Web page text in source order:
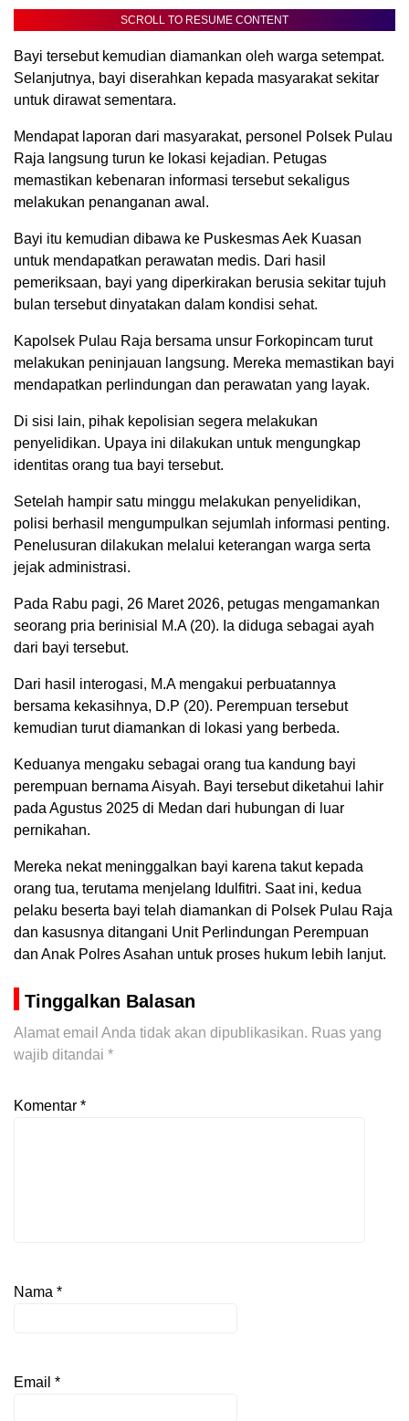
SCROLL TO RESUME CONTENT
Bayi tersebut kemudian diamankan oleh warga setempat.
Selanjutnya, bayi diserahkan kepada masyarakat sekitar
untuk dirawat sementara.
Mendapat laporan dari masyarakat, personel Polsek Pulau
Raja langsung turun ke lokasi kejadian. Petugas
memastikan kebenaran informasi tersebut sekaligus
melakukan penanganan awal.
Bayi itu kemudian dibawa ke Puskesmas Aek Kuasan
untuk mendapatkan perawatan medis. Dari hasil
pemeriksaan, bayi yang diperkirakan berusia sekitar tujuh
bulan tersebut dinyatakan dalam kondisi sehat.
Kapolsek Pulau Raja bersama unsur Forkopincam turut
melakukan peninjauan langsung. Mereka memastikan bayi
mendapatkan perlindungan dan perawatan yang layak.
Di sisi lain, pihak kepolisian segera melakukan
penyelidikan. Upaya ini dilakukan untuk mengungkap
identitas orang tua bayi tersebut.
Setelah hampir satu minggu melakukan penyelidikan,
polisi berhasil mengumpulkan sejumlah informasi penting.
Penelusuran dilakukan melalui keterangan warga serta
jejak administrasi.
Pada Rabu pagi, 26 Maret 2026, petugas mengamankan
seorang pria berinisial M.A (20). Ia diduga sebagai ayah
dari bayi tersebut.
Dari hasil interogasi, M.A mengakui perbuatannya
bersama kekasihnya, D.P (20). Perempuan tersebut
kemudian turut diamankan di lokasi yang berbeda.
Keduanya mengaku sebagai orang tua kandung bayi
perempuan bernama Aisyah. Bayi tersebut diketahui lahir
pada Agustus 2025 di Medan dari hubungan di luar
pernikahan.
Mereka nekat meninggalkan bayi karena takut kepada
orang tua, terutama menjelang Idulfitri. Saat ini, kedua
pelaku beserta bayi telah diamankan di Polsek Pulau Raja
dan kasusnya ditangani Unit Perlindungan Perempuan
dan Anak Polres Asahan untuk proses hukum lebih lanjut.
Tinggalkan Balasan
Alamat email Anda tidak akan dipublikasikan. Ruas yang
wajib ditandai *
Komentar *
Nama *
Email *